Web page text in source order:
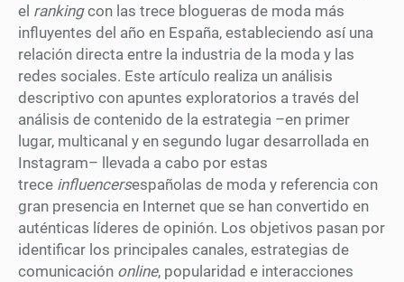
el rankingcon las trece blogueras de moda más
influyentes del año en España, estableciendo así una
relación directa entre la industria de la moda y las
redes sociales. Este artículo realiza un análisis
descriptivo con apuntes exploratorios a través del
análisis de contenido de la estrategia –en primer
lugar, multicanal y en segundo lugar desarrollada en
Instagram– llevada a cabo por estas
trece influencersespañolas de moda y referencia con
gran presencia en Internet que se han convertido en
auténticas líderes de opinión. Los objetivos pasan por
identificar los principales canales, estrategias de
comunicación online, popularidad e interacciones